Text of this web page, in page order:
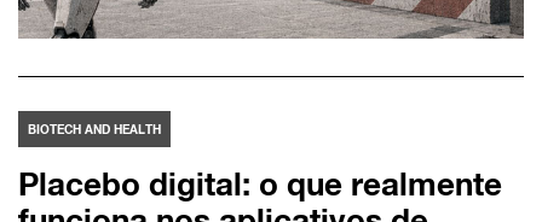
BIOTECH AND HEALTH
Placebo digital: o que realmente